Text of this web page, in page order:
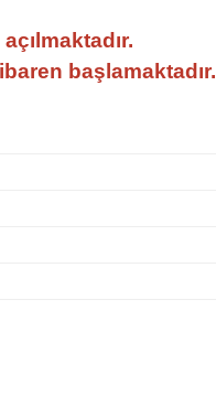
başlamaktadır.